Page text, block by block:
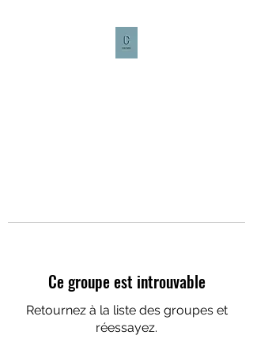
Ce groupe est introuvable
Retournez à la liste des groupes et
réessayez.